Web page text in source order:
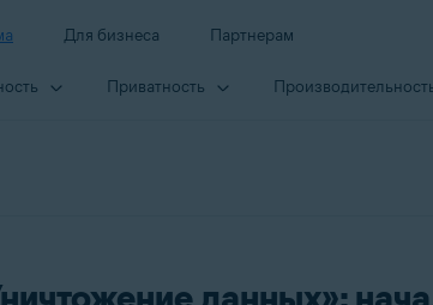
Для бизнеса Партнерам
Приватность